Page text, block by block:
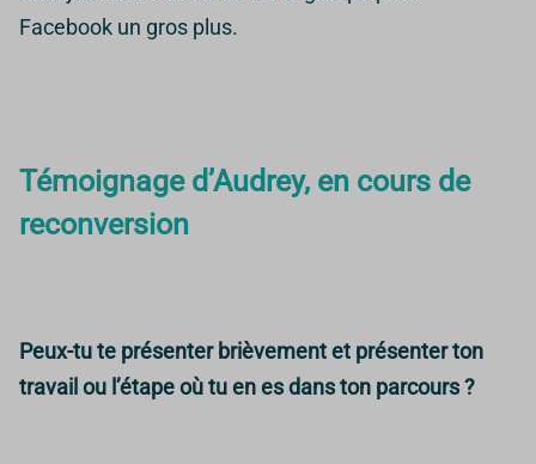
Facebook un gros plus.
Témoignage d’Audrey, en cours de
reconversion
Peux-tu te présenter brièvement et présenter ton
travail ou l’étape où tu en es dans ton parcours ?